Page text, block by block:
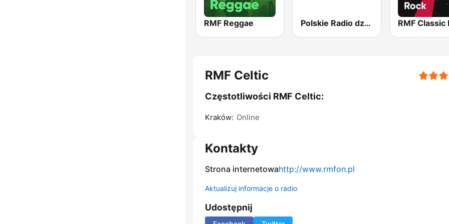
RMF Reggae Polskie Radio dzieciom RMF Classic
RMF Celtic
Częstotliwości RMF Celtic:
Kraków: Online
Kontakty
Strona internetowahttp://www.rmfon.pl
Aktualizuj informacje o radio
Udostępnij